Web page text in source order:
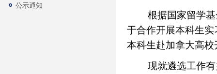
公示通知
根据国家留学
于合作开展本科生
本科生赴加拿大高
现就遴选工作